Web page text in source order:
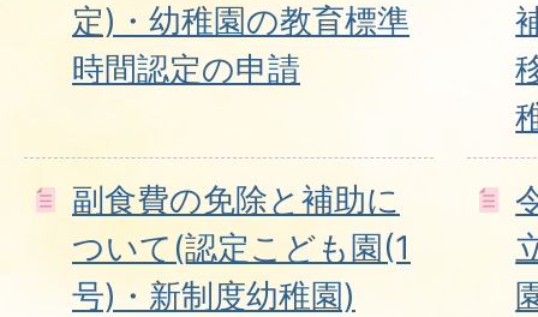
定)・幼稚園の教育標準
時間認定の申請
副食費の免除と補助に
ついて(認定こども園(1
号)・新制度幼稚園)